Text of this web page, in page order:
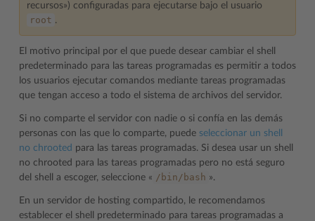
recursos») configuradas para ejecutarse bajo el usuario
root .
El motivo principal por el que puede desear cambiar el shell
predeterminado para las tareas programadas es permitir a todos
los usuarios ejecutar comandos mediante tareas programadas
que tengan acceso a todo el sistema de archivos del servidor.
Si no comparte el servidor con nadie o si confía en las demás
personas con las que lo comparte, puede seleccionar un shell
no chrooted para las tareas programadas. Si desea usar un shell
no chrooted para las tareas programadas pero no está seguro
del shell a escoger, seleccione « /bin/bash ».
En un servidor de hosting compartido, le recomendamos
establecer el shell predeterminado para tareas programadas a